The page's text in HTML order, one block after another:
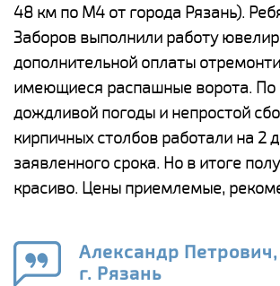
48 км по М4 от города Рязань).
Заборов выполнили работу
дополнительной оплаты
имеющиеся распашные ворота. По
дождливой погоды и непростой
кирпичных столбов работали на 2
заявленного срока. Но в итоге
красиво. Цены приемлемые,
Александр Петрович,
г. Рязань